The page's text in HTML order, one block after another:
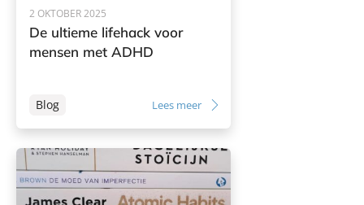
2 OKTOBER 2025
De ultieme lifehack voor
mensen met ADHD
Blog Lees meer